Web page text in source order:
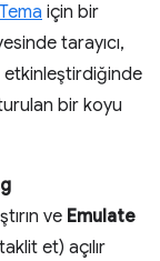
için bir
tarayıcı,
etkinleştirdiğinde
bir koyu
ve Emulate
et) açılır